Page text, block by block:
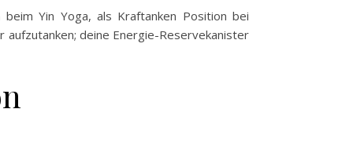
Yin Yoga, als Kraftanken Position bei
aufzutanken; deine Energie-Reservekanister